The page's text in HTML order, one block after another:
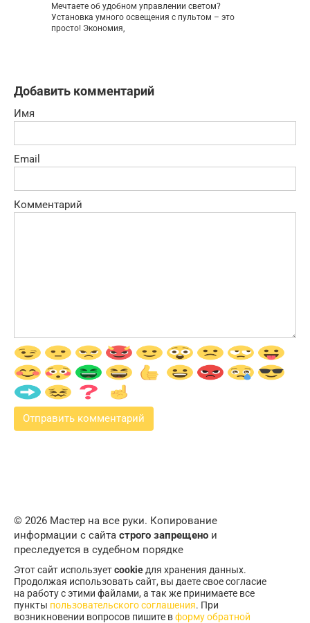
Мечтаете об удобном управлении светом?
Установка умного освещения с пультом – это
просто! Экономия,
Добавить комментарий
Имя
Email
Комментарий
© 2026 Мастер на все руки. Копирование
информации с сайта строго запрещено и
преследуется в судебном порядке
Этот сайт используетcookieдля хранения данных.
Продолжая использовать сайт, вы даете свое согласие
на работу с этими файлами, а так же принимаете все
пункты пользовательского соглашения. При
возникновении вопросов пишите вформу обратной